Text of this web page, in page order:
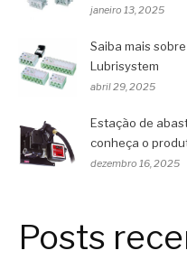
janeiro 13, 2025
Saiba mais
Lubrisystem
abril 29, 2025
Estação de
conheça o
dezembro 16, 2025
Posts